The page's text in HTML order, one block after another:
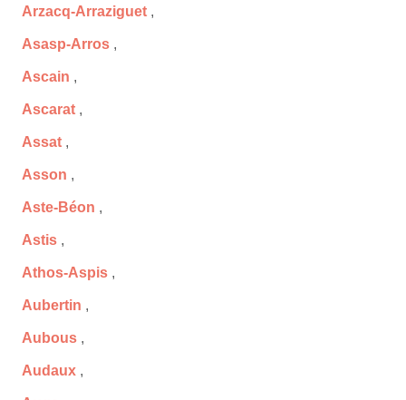
Arzacq-Arraziguet ,
Asasp-Arros ,
Ascain ,
Ascarat ,
Assat ,
Asson ,
Aste-Béon ,
Astis ,
Athos-Aspis ,
Aubertin ,
Aubous ,
Audaux ,